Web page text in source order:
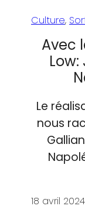
Culture,
Avec
Le
nous
18 avril 2024